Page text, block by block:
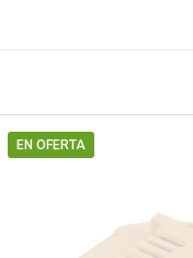
EN OFERTA